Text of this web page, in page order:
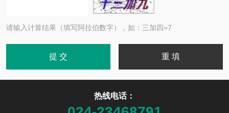
请输入计算结果（填写阿拉伯数字），如：三加四=7
热线电话：